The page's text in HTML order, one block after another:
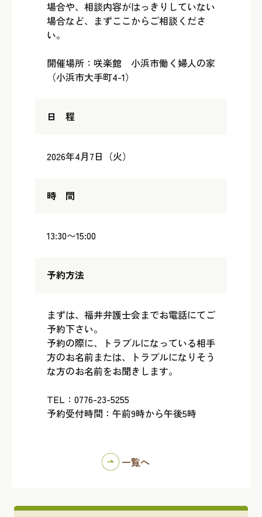
場合や、相談内容がはっきりしていない
場合など、まずここからご相談くださ
い。
開催場所：咲楽館 小浜市働く婦人の家
（小浜市大手町4-1）
日 程
2026年4月7日（火）
時 間
13:30〜15:00
予約方法
まずは、福井弁護士会までお電話にてご
予約下さい。
予約の際に、トラブルになっている相手
方のお名前または、トラブルになりそう
な方のお名前をお聞きします。
TEL：0776-23-5255
予約受付時間：午前9時から午後5時
一覧へ